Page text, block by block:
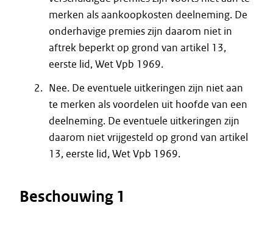
merken als aankoopkosten deelneming. De
onderhavige premies zijn daarom niet in
aftrek beperkt op grond van artikel 13,
eerste lid, Wet Vpb 1969.
Nee. De eventuele uitkeringen zijn niet aan
te merken als voordelen uit hoofde van een
deelneming. De eventuele uitkeringen zijn
daarom niet vrijgesteld op grond van artikel
13, eerste lid, Wet Vpb 1969.
Beschouwing 1